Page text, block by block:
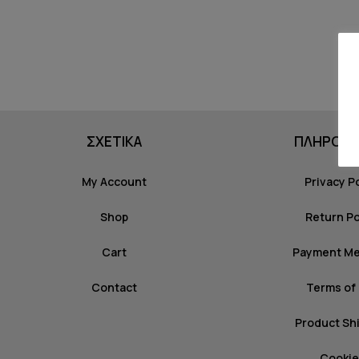
ΣΧΕΤΙΚΑ
My Account
Shop
Cart
Contact
Privacy
Return
Payment
Terms of
Product